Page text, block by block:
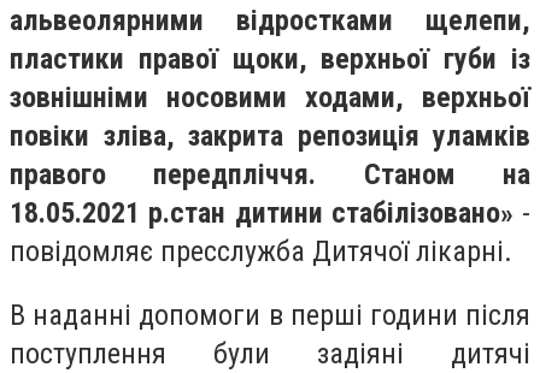
альвеолярними відростками щелепи,
пластики правої щоки, верхньої губи із
зовнішніми носовими ходами, верхньої
повіки зліва, закрита репозиція уламків
правого передпліччя. Станом на
18.05.2021 р.стан дитини стабілізовано» -
повідомляє пресслужба Дитячої лікарні.
В наданні допомоги в перші години після
поступлення були задіяні дитячі